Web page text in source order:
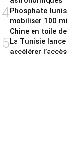
4Phosphate
mobiliser 100
Chine en toile
5La Tunisie lance
accélérer